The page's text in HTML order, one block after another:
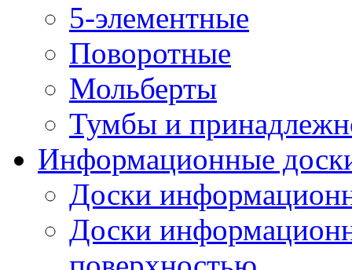
5-элементные
Поворотные
Мольберты
Тумбы и
Информационные
Доски
Доски